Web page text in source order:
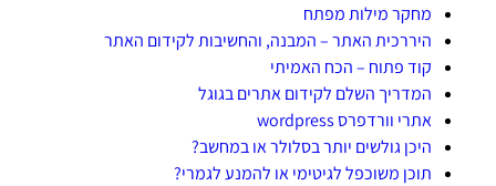
מחקר מילות מפתח
היררכית האתר – המבנה, והחשיבות לקידום האתר
קוד פתוח – הכח האמיתי
המדריך השלם לקידום אתרים בגוגל
אתרי וורדפרס wordpress
היכן גולשים יותר בסלולר או במחשב?
תוכן משוכפל לגיטימי או להמנע לגמרי?